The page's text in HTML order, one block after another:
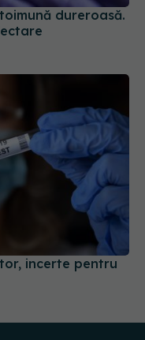
incerte pentru